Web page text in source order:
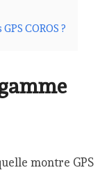
COROS ?
montre GPS